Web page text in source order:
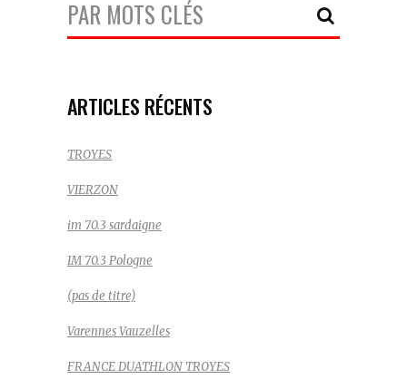
Votre
Recherche:
ARTICLES RÉCENTS
TROYES
VIERZON
im 70.3 sardaigne
IM 70.3 Pologne
(pas de titre)
Varennes Vauzelles
FRANCE DUATHLON TROYES